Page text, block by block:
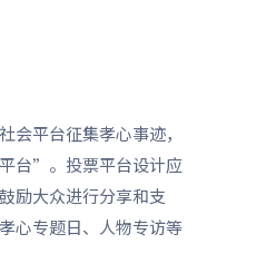
平台征集孝心事迹，
台”。投票平台设计应
励大众进行分享和支
心专题日、人物专访等